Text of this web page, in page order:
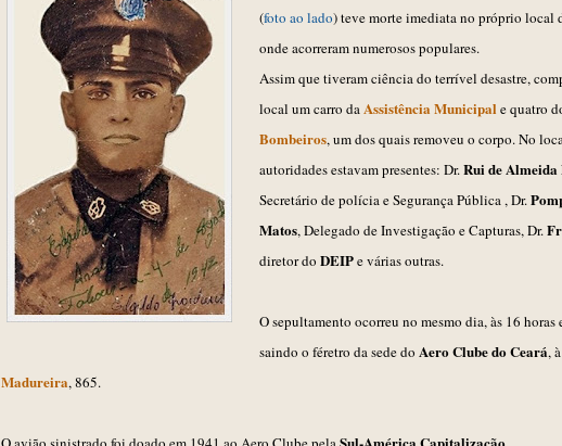
(foto ao lado) teve morte imediata no próprio local
onde acorreram numerosos populares.
Assim que tiveram ciência do terrível desastre,
local um carro daAssistência Municipale quatro
Bombeiros, um dos quais removeu o corpo. No
autoridades estavam presentes: Dr.Rui de Almeida
Secretário de polícia e Segurança Pública, Dr.
Matos, Delegado de Investigação e Capturas, Dr.
diretor do DEIPe várias outras.
O sepultamento ocorreu no mesmo dia, às 16 horas
saindo o féretro dasede do Aero Clube do Ceará, à
Madureira, 865.